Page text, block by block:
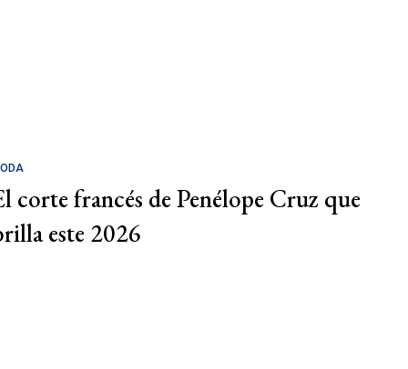
corte francés de Penélope Cruz que
este 2026